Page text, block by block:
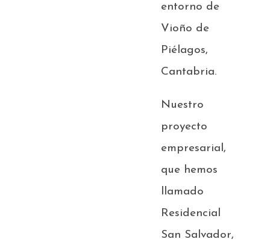
entorno de
Vioño de
Piélagos,
Cantabria.
Nuestro
proyecto
empresarial,
que hemos
llamado
Residencial
San Salvador,